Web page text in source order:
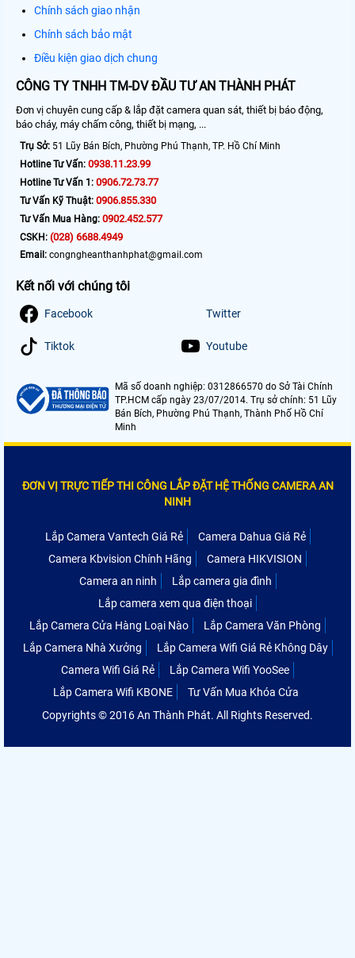
Chính sách giao nhận
Chính sách bảo mật
Điều kiện giao dịch chung
CÔNG TY TNHH TM-DV ĐẦU TƯ AN THÀNH PHÁT
Đơn vị chuyên cung cấp & lắp đặt camera quan sát, thiết bị báo động,
báo cháy, máy chấm công, thiết bị mạng, ...
Trụ Sở: 51 Lũy Bán Bích, Phường Phú Thạnh, TP. Hồ Chí Minh
Hotline Tư Vấn: 0938.11.23.99
Hotline Tư Vấn 1: 0906.72.73.77
Tư Vấn Kỹ Thuật: 0906.855.330
Tư Vấn Mua Hàng: 0902.452.577
CSKH: (028) 6688.4949
Email: congngheanthanhphat@gmail.com
Kết nối với chúng tôi
Facebook Twitter
Tiktok Youtube
Mã số doanh nghiệp: 0312866570 do Sở Tài Chính
TP.HCM cấp ngày 23/07/2014. Trụ sở chính: 51 Lũy
Bán Bích, Phường Phú Thạnh, Thành Phố Hồ Chí
Minh
ĐƠN VỊ TRỰC TIẾP THI CÔNG LẮP ĐẶT HỆ THỐNG CAMERA AN
NINH
Lắp Camera Vantech Giá Rẻ
Camera Dahua Giá Rẻ
Camera Kbvision Chính Hãng
Camera HIKVISION
Camera an ninh
Lắp camera gia đình
Lắp camera xem qua điện thoại
Lắp Camera Cửa Hàng Loại Nào
Lắp Camera Văn Phòng
Lắp Camera Nhà Xưởng
Lắp Camera Wifi Giá Rẻ Không Dây
Camera Wifi Giá Rẻ
Lắp Camera Wifi YooSee
Lắp Camera Wifi KBONE
Tư Vấn Mua Khóa Cửa
Copyrights © 2016 An Thành Phát. All Rights Reserved.